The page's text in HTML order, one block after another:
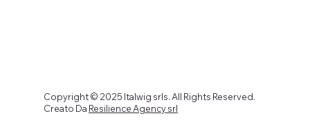
Copyright © 2025 Italwig srls. All Rights Reserved.
Creato Da Resilience Agency srl